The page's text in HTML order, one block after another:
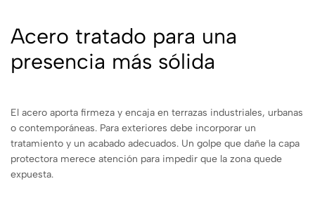
Acero tratado para una
presencia más sólida
El acero aporta firmeza y encaja en terrazas industriales, urbanas
o contemporáneas. Para exteriores debe incorporar un
tratamiento y un acabado adecuados. Un golpe que dañe la capa
protectora merece atención para impedir que la zona quede
expuesta.